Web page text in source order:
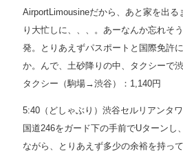
AirportLimousineだから、あと家を出
り大忙しに、、、。あーなんか忘れそ
発。とりあえずパスポートと国際免許
か。んで、土砂降りの中、タクシーで
タクシー（駒場→渋谷）：1,140円
5:40（どしゃぶり）渋谷セルリアンタ
国道246をガード下の手前でUターン
ながら、とりあえず多少の余裕を持っ